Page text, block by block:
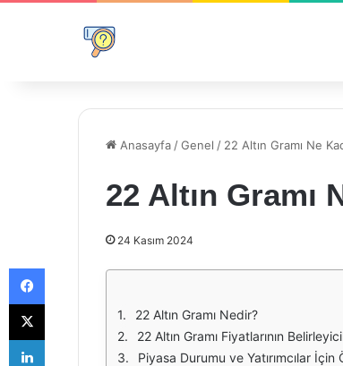
Anasayfa /Genel / 22 Altın Gramı Ne
22 Altın Gramı
24 Kasım 2024
22 Altın Gramı Nedir?
22 Altın Gramı Fiyatlarının
Piyasa Durumu ve Yatırımcılar İçin
Facebook
X
LinkedIn